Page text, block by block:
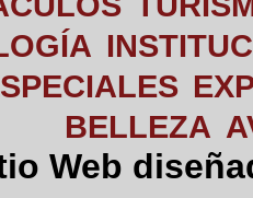
BELLEZA
Web